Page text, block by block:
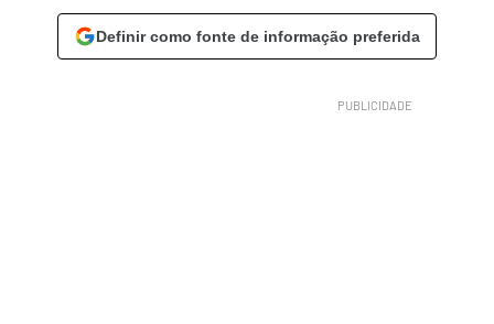
Definir como fonte de informação preferida